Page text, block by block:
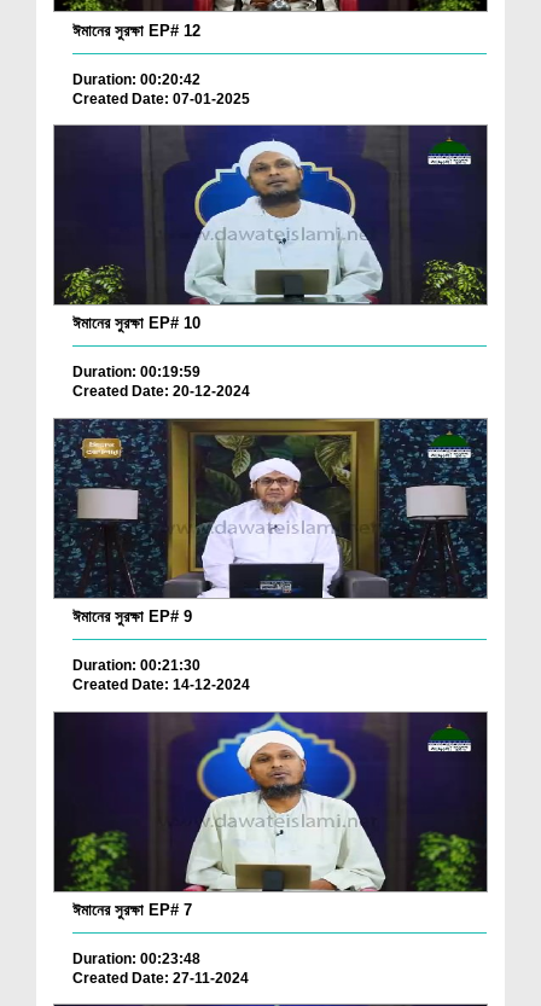
ঈমানের সুরক্ষা EP# 12
Duration: 00:20:42
Created Date: 07-01-2025
ঈমানের সুরক্ষা EP# 10
Duration: 00:19:59
Created Date: 20-12-2024
ঈমানের সুরক্ষা EP# 9
Duration: 00:21:30
Created Date: 14-12-2024
ঈমানের সুরক্ষা EP# 7
Duration: 00:23:48
Created Date: 27-11-2024